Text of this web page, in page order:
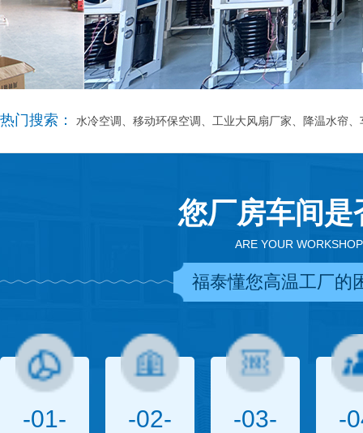
热门搜索： 水冷空调、移动环保空调、工业大风扇厂家、降温水帘
您厂房车间
ARE YOUR
福泰懂您高温工厂的
-01- -02- -03- -